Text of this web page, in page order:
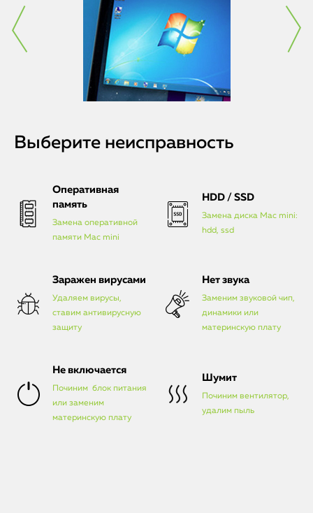
Выберите неисправность
Оперативная
память
Замена оперативной
памяти Mac mini
HDD / SSD
Замена диска Mac mini:
hdd, ssd
Заражен вирусами
Удаляем вирусы,
ставим антивирусную
защиту
Нет звука
Заменим звуковой чип,
динамики или
материнскую плату
Не включается
Починим блок питания
или заменим
материнскую плату
Шумит
Починим вентилятор,
удалим пыль